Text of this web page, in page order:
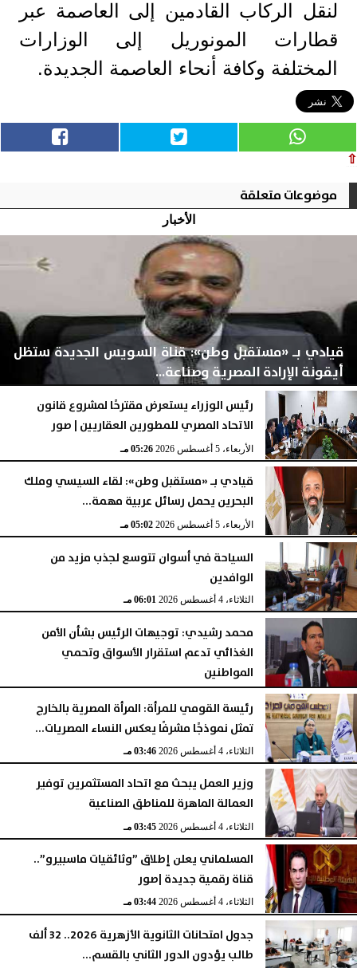
لنقل الركاب القادمين إلى العاصمة عبر
قطارات المونوريل إلى الوزارات
المختلفة وكافة أنحاء العاصمة الجديدة.
⇧
موضوعات متعلقة
الأخبار
قيادي بـ «مستقبل وطن»: قناة السويس الجديدة ستظل
أيقونة الإرادة المصرية وصناعة...
اليوم الخميس، 6 أغسطس 2026 02:03 مـ
رئيس الوزراء يستعرض مقترحًا لمشروع قانون
الاتحاد المصري للمطورين العقاريين | صور
الأربعاء، 5 أغسطس 2026 05:26 مـ
قيادي بـ «مستقبل وطن»: لقاء السيسي وملك
البحرين يحمل رسائل عربية مهمة...
الأربعاء، 5 أغسطس 2026 05:02 مـ
السياحة في أسوان تتوسع لجذب مزيد من
الوافدين
الثلاثاء، 4 أغسطس 2026 06:01 مـ
محمد رشيدي: توجيهات الرئيس بشأن الأمن
الغذائي تدعم استقرار الأسواق وتحمي
المواطنين
الثلاثاء، 4 أغسطس 2026
رئيسة القومي للمرأة: المرأة المصرية بالخارج
تمثل نموذجًا مشرفًا يعكس النساء المصريات...
الثلاثاء، 4 أغسطس 2026 03:46 مـ
وزير العمل يبحث مع اتحاد المستثمرين توفير
العمالة الماهرة للمناطق الصناعية
الثلاثاء، 4 أغسطس 2026 03:45 مـ
المسلماني يعلن إطلاق ”وثائقيات ماسبيرو”..
قناة رقمية جديدة |صور
الثلاثاء، 4 أغسطس 2026 03:44 مـ
جدول امتحانات الثانوية الأزهرية 2026.. 32 ألف
طالب يؤدون الدور الثاني بالقسم...